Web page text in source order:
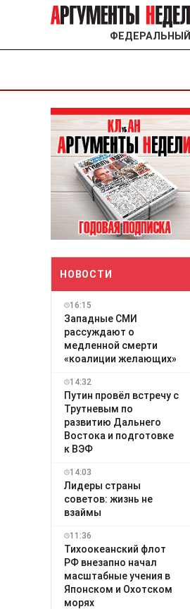
ФЕДЕРАЛЬНЫЙ
НОВОСТИ
16:15
Западные СМИ
рассуждают о
медленной смерти
«коалиции желающих»
14:32
Путин провёл встречу с
Трутневым по
развитию Дальнего
Востока и подготовке
к ВЭФ
14:03
Лидеры страны
советов: жизнь не
взаймы
11:36
Тихоокеанский флот
РФ внезапно начал
масштабные учения в
Японском и Охотском
морях